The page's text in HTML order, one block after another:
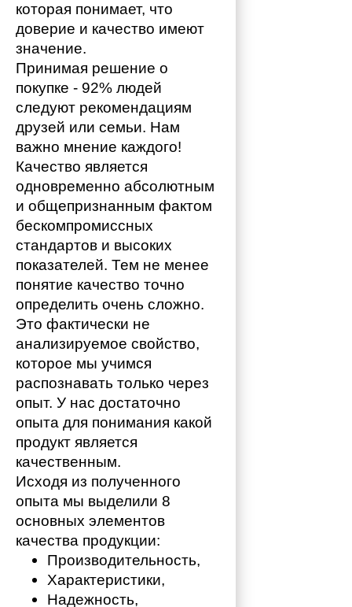
которая понимает, что
доверие и качество имеют
значение.
Принимая решение о
покупке - 92% людей
следуют рекомендациям
друзей или семьи. Нам
важно мнение каждого!
Качество является
одновременно абсолютным
и общепризнанным фактом
бескомпромиссных
стандартов и высоких
показателей. Тем не менее
понятие качество точно
определить очень сложно.
Это фактически не
анализируемое свойство,
которое мы учимся
распознавать только через
опыт. У нас достаточно
опыта для понимания какой
продукт является
качественным.
Исходя из полученного
опыта мы выделили 8
основных элементов
качества продукции:
Производительность,
Характеристики,
Надежность,